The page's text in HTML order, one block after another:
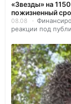
«Звезды» на
пожизненный
08.08
реакции под